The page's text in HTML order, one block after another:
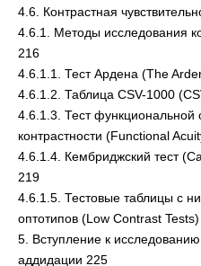
4.6. Контрастная
4.6.1. Методы исследования
216
4.6.1.1. Тест Ардена (The
4.6.1.2. Таблица CSV-1000
4.6.1.3. Тест функциональной
контрастности (Functional
4.6.1.4. Кембриджский тест
219
4.6.1.5. Тестовые таблицы с
оптотипов (Low Contrast
5. Вступление к
аддидации 225